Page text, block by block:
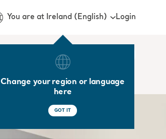
You are at Ireland (English)
Change your region or language
here
GOT IT
Login